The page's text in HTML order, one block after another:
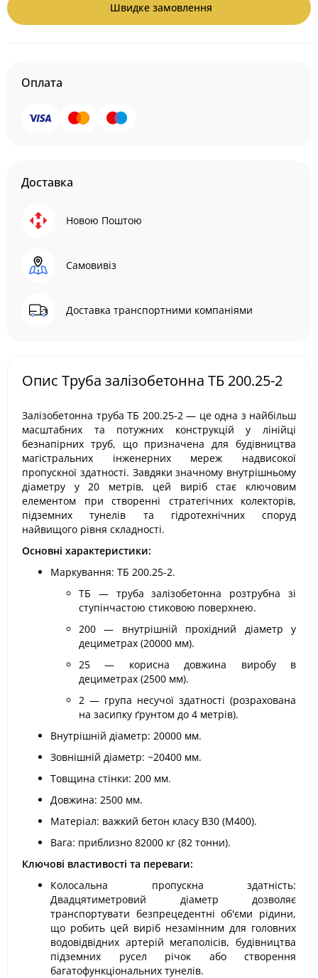
Швидке замовлення
Оплата
Доставка
Новою Поштою
Самовивіз
Доставка транспортними компаніями
Опис Труба залізобетонна ТБ 200.25-2
Залізобетонна труба ТБ 200.25-2 — це одна з найбільш
масштабних та потужних конструкцій у лінійці
безнапірних труб, що призначена для будівництва
магістральних інженерних мереж надвисокої
пропускної здатності. Завдяки значному внутрішньому
діаметру у 20 метрів, цей виріб стає ключовим
елементом при створенні стратегічних колекторів,
підземних тунелів та гідротехнічних споруд
найвищого рівня складності.
Основні характеристики:
Маркування: ТБ 200.25-2.
ТБ — труба залізобетонна розтрубна зі
ступінчастою стиковою поверхнею.
200 — внутрішній прохідний діаметр у
дециметрах (20000 мм).
25 — корисна довжина виробу в
дециметрах (2500 мм).
2 — група несучої здатності (розрахована
на засипку ґрунтом до 4 метрів).
Внутрішній діаметр: 20000 мм.
Зовнішній діаметр: ~20400 мм.
Товщина стінки: 200 мм.
Довжина: 2500 мм.
Матеріал: важкий бетон класу В30 (М400).
Вага: приблизно 82000 кг (82 тонни).
Ключові властивості та переваги:
Колосальна пропускна здатність:
Двадцятиметровий діаметр дозволяє
транспортувати безпрецедентні об'єми рідини,
що робить цей виріб незамінним для головних
водовідвідних артерій мегаполісів, будівництва
підземних русел річок або створення
багатофункціональних тунелів.